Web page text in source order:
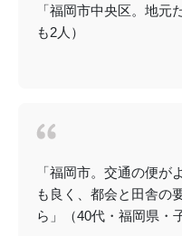
「福岡市中央区。地元
も2人）
「福岡市。交通の便が
も良く、都会と田舎の
ら」（40代・福岡県・